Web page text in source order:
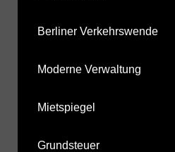
Berliner Verkehrswende
Moderne Verwaltung
Mietspiegel
Grundsteuer